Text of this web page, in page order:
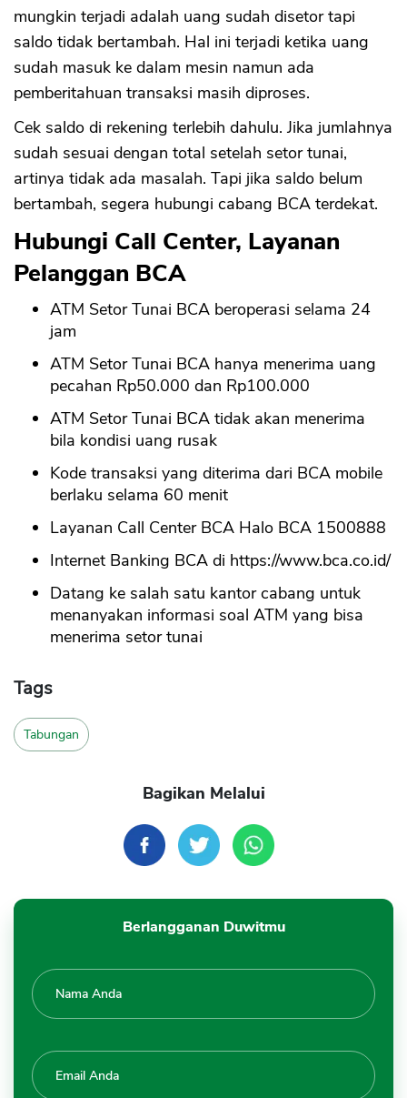
mungkin terjadi adalah uang sudah disetor tapi
saldo tidak bertambah. Hal ini terjadi ketika uang
sudah masuk ke dalam mesin namun ada
pemberitahuan transaksi masih diproses.
Cek saldo di rekening terlebih dahulu. Jika jumlahnya
sudah sesuai dengan total setelah setor tunai,
artinya tidak ada masalah. Tapi jika saldo belum
bertambah, segera hubungi cabang BCA terdekat.
Hubungi Call Center, Layanan
Pelanggan BCA
ATM Setor Tunai BCA beroperasi selama 24
jam
ATM Setor Tunai BCA hanya menerima uang
pecahan Rp50.000 dan Rp100.000
ATM Setor Tunai BCA tidak akan menerima
bila kondisi uang rusak
Kode transaksi yang diterima dari BCA mobile
berlaku selama 60 menit
Layanan Call Center BCA Halo BCA 1500888
Internet Banking BCA di https://www.bca.co.id/
Datang ke salah satu kantor cabang untuk
menanyakan informasi soal ATM yang bisa
menerima setor tunai
Tags
Tabungan
Bagikan Melalui
Berlangganan Duwitmu